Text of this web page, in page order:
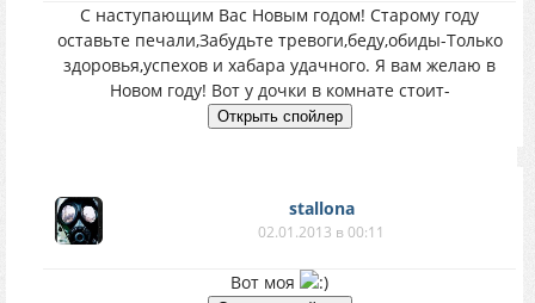
С наступающим Вас Новым годом! Старому году
оставьте печали,Забудьте тревоги,беду,обиды-Только
здоровья,успехов и хабара удачного. Я вам желаю в
Новом году! Вот у дочки в комнате стоит-
stallona
02.01.2013 в 00:11
Вот моя